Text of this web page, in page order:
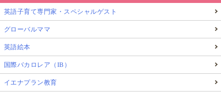
英語子育て専門家・スペシャルゲスト
グローバルママ
英語絵本
国際バカロレア（IB）
イエナプラン教育